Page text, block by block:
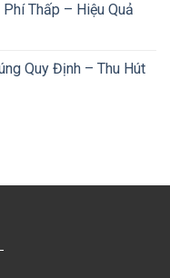
Thấp – Hiệu Quả
Quy Định – Thu Hút